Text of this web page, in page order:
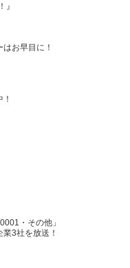
』
お早目に！
・その他」
3社を放送！